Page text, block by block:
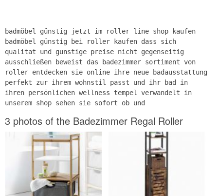
badmöbel günstig jetzt im roller line shop kaufen
badmöbel günstig bei roller kaufen dass sich
qualität und günstige preise nicht gegenseitig
ausschließen beweist das badezimmer sortiment von
roller entdecken sie online ihre neue badausstattung
perfekt zur ihrem wohnstil passt und ihr bad in
ihren persönlichen wellness tempel verwandelt in
unserem shop sehen sie sofort ob und
3 photos of the Badezimmer Regal Roller